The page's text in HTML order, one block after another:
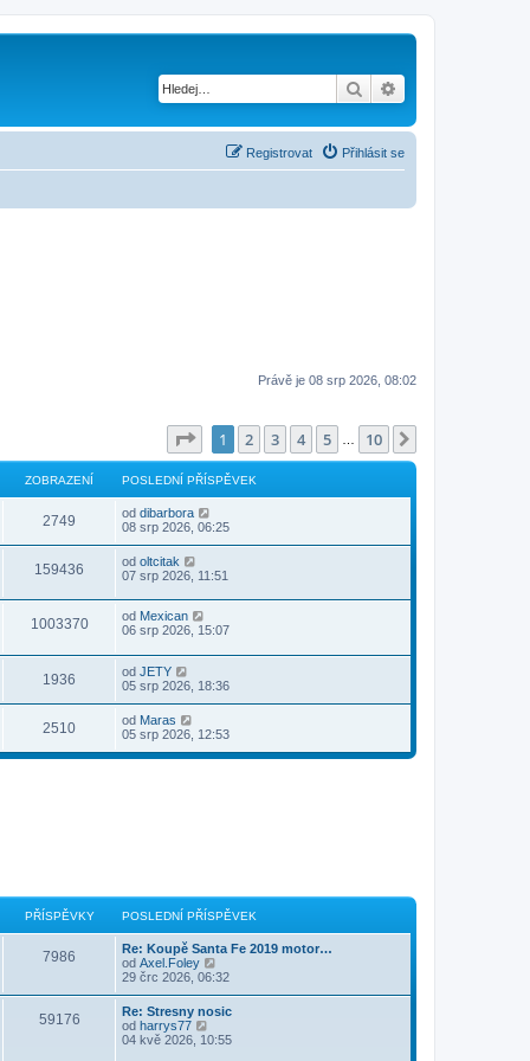
Hledat
Přihlásit se
Registrovat
Právě je 08 srp 2026, 08:02
Stránka z
1 2 3 4 5 10
ZOBRAZENÍ POSLEDNÍ PŘÍSPĚVEK
2749 od dibarbora
08 srp 2026, 06:25
159436 od oltcitak
07 srp 2026, 11:51
1003370 od Mexican
06 srp 2026, 15:07
1936 od JETY
05 srp 2026, 18:36
2510 od Maras
05 srp 2026, 12:53
PŘÍSPĚVKY POSLEDNÍ PŘÍSPĚVEK
7986
Re: Koupě Santa Fe 2019 motor…
od Axel.Foley
o
r
a
z
i
29 črc 2026, 06:32
59176
Re: Stresny nosic
od harrys77
o
04 kvě 2026, 10:55